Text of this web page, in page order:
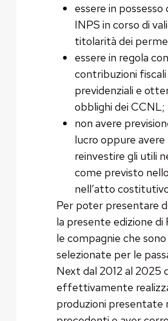
essere in possesso
INPS in corso di
titolarità dei
essere in regola
contribuzioni fiscali
previdenziali e
obblighi dei CCNL;
non avere
lucro oppure avere
reinvestire gli utili
come previsto
nell’atto
Per poter presentare
la presente edizione
le compagnie che
selezionate per le
Next dal 2012 al 2025
effettivamente
produzioni presentate